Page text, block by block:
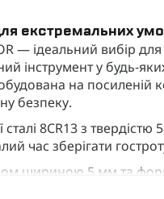
екстремальних
— ідеальний вибір
інструмент у будь-
на посиленій
безпеку.
8CR13 з твердістю
час зберігати
шириною 5 мм та
завдань,